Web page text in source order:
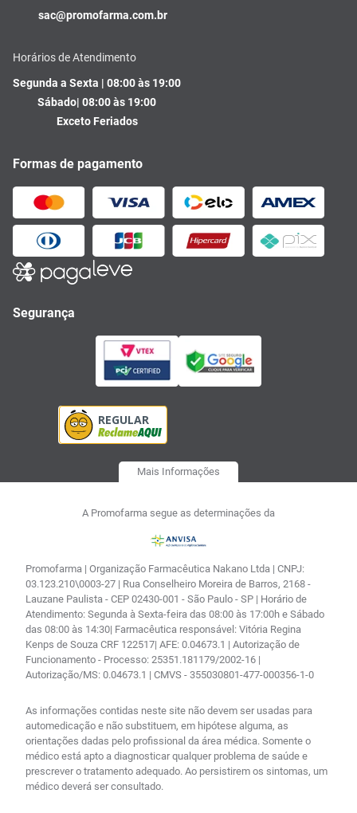
sac@promofarma.com.br
Horários de Atendimento
Segunda a Sexta | 08:00 às 19:00
Sábado| 08:00 às 19:00
Exceto Feriados
Formas de pagamento
Segurança
Mais Informações
A Promofarma segue as determinações da
Promofarma | Organização Farmacêutica Nakano Ltda | CNPJ:
03.123.210\0003-27 | Rua Conselheiro Moreira de Barros, 2168 -
Lauzane Paulista - CEP 02430-001 - São Paulo - SP | Horário de
Atendimento: Segunda à Sexta-feira das 08:00 às 17:00h e Sábado
das 08:00 às 14:30| Farmacêutica responsável: Vitória Regina
Kenps de Souza CRF 122517| AFE: 0.04673.1 | Autorização de
Funcionamento - Processo: 25351.181179/2002-16 |
Autorização/MS: 0.04673.1 | CMVS - 355030801-477-000356-1-0
As informações contidas neste site não devem ser usadas para
automedicação e não substituem, em hipótese alguma, as
orientações dadas pelo profissional da área médica. Somente o
médico está apto a diagnosticar qualquer problema de saúde e
prescrever o tratamento adequado. Ao persistirem os sintomas, um
médico deverá ser consultado.